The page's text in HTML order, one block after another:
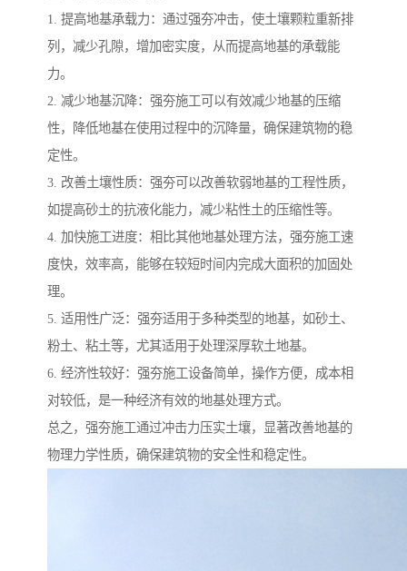
1. 提高地基承载力：通过强夯冲击，使土壤颗粒重新排
列，减少孔隙，增加密实度，从而提高地基的承载能
力。
2. 减少地基沉降：强夯施工可以有效减少地基的压缩
性，降低地基在使用过程中的沉降量，确保建筑物的稳
定性。
3. 改善土壤性质：强夯可以改善软弱地基的工程性质，
如提高砂土的抗液化能力，减少粘性土的压缩性等。
4. 加快施工进度：相比其他地基处理方法，强夯施工速
度快，效率高，能够在较短时间内完成大面积的加固处
理。
5. 适用性广泛：强夯适用于多种类型的地基，如砂土、
粉土、粘土等，尤其适用于处理深厚软土地基。
6. 经济性较好：强夯施工设备简单，操作方便，成本相
对较低，是一种经济有效的地基处理方式。
总之，强夯施工通过冲击力压实土壤，显著改善地基的
物理力学性质，确保建筑物的安全性和稳定性。